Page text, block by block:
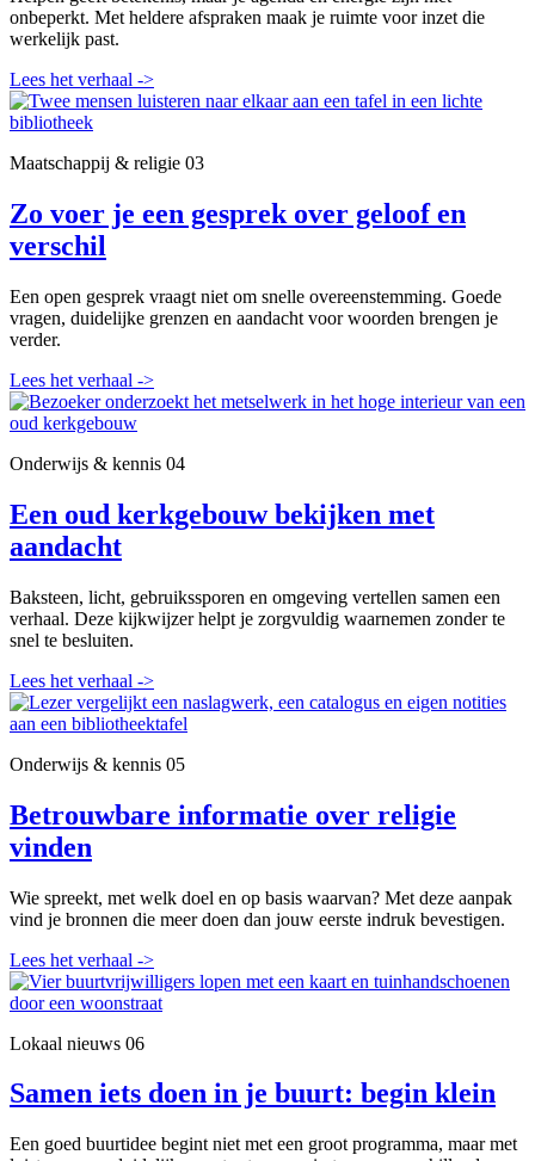
onbeperkt. Met heldere afspraken maak je ruimte voor inzet die
werkelijk past.
Lees het verhaal ->
Maatschappij & religie 03
Zo voer je een gesprek over geloof en
verschil
Een open gesprek vraagt niet om snelle overeenstemming. Goede
vragen, duidelijke grenzen en aandacht voor woorden brengen je
verder.
Lees het verhaal ->
Onderwijs & kennis 04
Een oud kerkgebouw bekijken met
aandacht
Baksteen, licht, gebruikssporen en omgeving vertellen samen een
verhaal. Deze kijkwijzer helpt je zorgvuldig waarnemen zonder te
snel te besluiten.
Lees het verhaal ->
Onderwijs & kennis 05
Betrouwbare informatie over religie
vinden
Wie spreekt, met welk doel en op basis waarvan? Met deze aanpak
vind je bronnen die meer doen dan jouw eerste indruk bevestigen.
Lees het verhaal ->
Lokaal nieuws 06
Samen iets doen in je buurt: begin klein
Een goed buurtidee begint niet met een groot programma, maar met